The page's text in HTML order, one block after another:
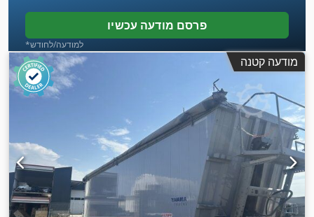
פרסם מודעה עכשיו
*למודעה/לחודש
מודעה קטנה